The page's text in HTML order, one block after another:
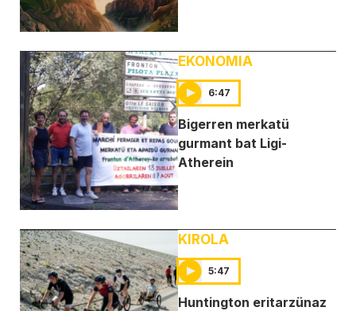
EKONOMIA
6:47
Bigerren merkatü
gurmant bat Ligi-
Atherein
KIROLA
5:47
Huntington eritarzünaz